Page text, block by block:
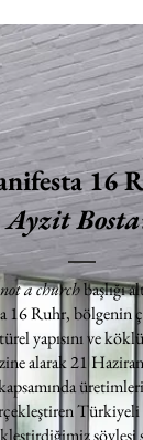
16
Ayzit
a churchbaşlığı
16 Ruhr, bölgenin
yapısını ve
alarak 21
Türkiyeli
söyleşi